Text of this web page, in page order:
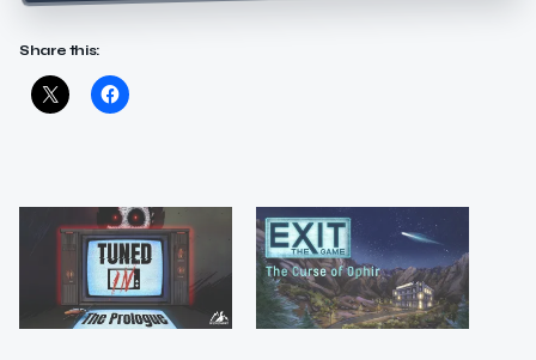
Share this: